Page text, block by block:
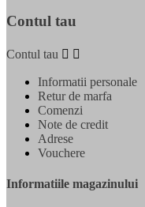
Contul tau
Contul tau  
Informatii personale
Retur de marfa
Comenzi
Note de credit
Adrese
Vouchere
Informatiile magazinului